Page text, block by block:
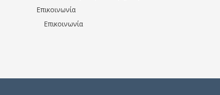
Επικοινωνία
Επικοινωνία